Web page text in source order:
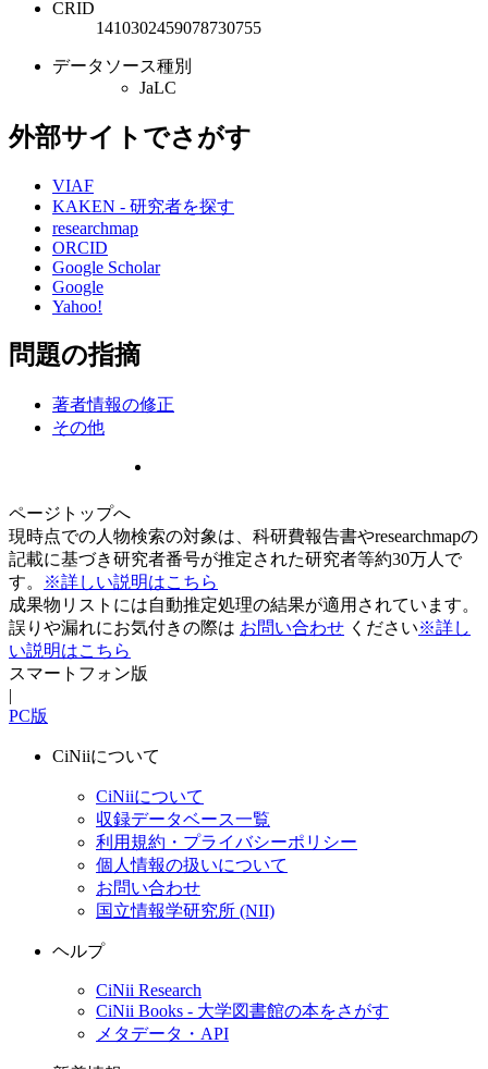
CRID
1410302459078730755
データソース種別
JaLC
外部サイトでさがす
VIAF
KAKEN - 研究者を探す
researchmap
ORCID
Google Scholar
Google
Yahoo!
問題の指摘
著者情報の修正
その他
ページトップへ
現時点での人物検索の対象は、科研費報告書やresearchmapの
記載に基づき研究者番号が推定された研究者等約30万人で
す。
※詳しい説明はこちら
成果物リストには自動推定処理の結果が適用されています。
誤りや漏れにお気付きの際は お問い合わせ ください※詳し
い説明はこちら
スマートフォン版
|
PC版
CiNiiについて
CiNiiについて
収録データベース一覧
利用規約・プライバシーポリシー
個人情報の扱いについて
お問い合わせ
国立情報学研究所 (NII)
ヘルプ
CiNii Research
CiNii Books - 大学図書館の本をさがす
メタデータ・API